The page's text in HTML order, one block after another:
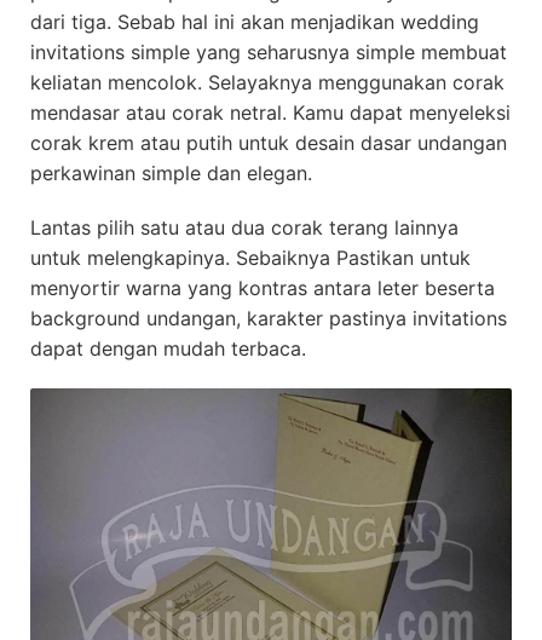
dari tiga. Sebab hal ini akan menjadikan wedding
invitations simple yang seharusnya simple membuat
keliatan mencolok. Selayaknya menggunakan corak
mendasar atau corak netral. Kamu dapat menyeleksi
corak krem atau putih untuk desain dasar undangan
perkawinan simple dan elegan.
Lantas pilih satu atau dua corak terang lainnya
untuk melengkapinya. Sebaiknya Pastikan untuk
menyortir warna yang kontras antara leter beserta
background undangan, karakter pastinya invitations
dapat dengan mudah terbaca.